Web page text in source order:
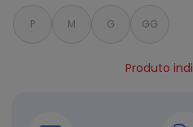
P M G GG
Produto